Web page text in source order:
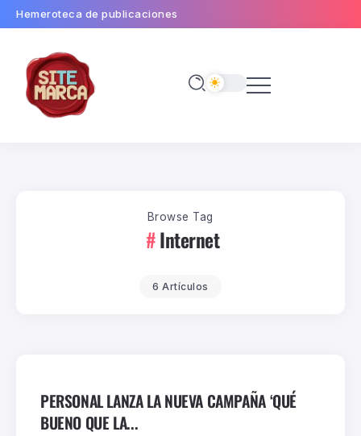
Hemeroteca de publicaciones
Browse Tag
Internet
6 Artículos
PERSONAL LANZA LA NUEVA CAMPAÑA ‘QUÉ
BUENO QUE LA...